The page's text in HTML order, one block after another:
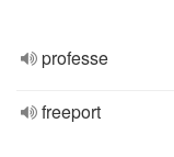
professe
freeport